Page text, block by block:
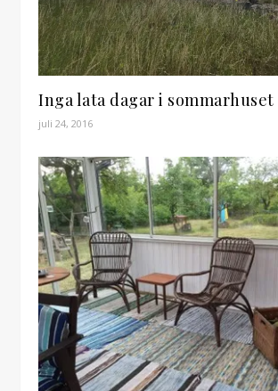
Inga lata dagar i sommarhuset
juli 24, 2016